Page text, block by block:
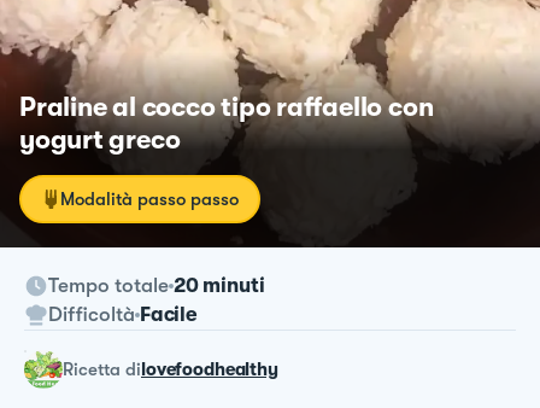
Praline al cocco tipo raffaello con
yogurt greco
Modalità passo passo
Tempo totale 20 minuti
Difficoltà Facile
ricetta dilovefoodhealthy